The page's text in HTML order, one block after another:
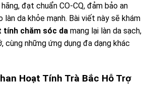
đạt chuẩn CO-CQ, đảm bảo an
làn da khỏe mạnh. Bài viết này sẽ khám
tính chăm sóc da mang lại làn da sạch,
cùng những ứng dụng đa dạng khác
Hoạt Tính Trà Bắc Hỗ Trợ